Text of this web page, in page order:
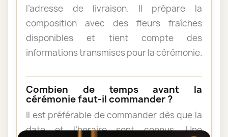
l’adresse de livraison. Il prépare la
composition avec des fleurs fraîches
disponibles et tient compte des
informations transmises pour la cérémonie.
Combien de temps avant la
cérémonie faut-il commander ?
Il est préférable de commander dès que la
date et l’horaire sont connus. Une